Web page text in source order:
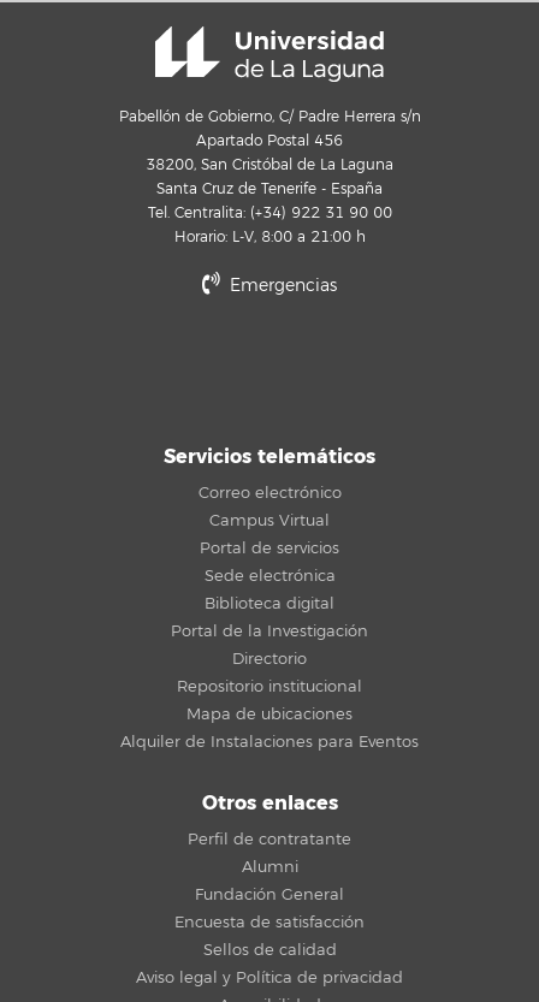
Pabellón de Gobierno, C/ Padre Herrera s/n
Apartado Postal 456
38200, San Cristóbal de La Laguna
Santa Cruz de Tenerife - España
Tel. Centralita: (+34) 922 31 90 00
Horario: L-V, 8:00 a 21:00 h
Emergencias
Servicios telemáticos
Correo electrónico
Campus Virtual
Portal de servicios
Sede electrónica
Biblioteca digital
Portal de la Investigación
Directorio
Repositorio institucional
Mapa de ubicaciones
Alquiler de Instalaciones para Eventos
Otros enlaces
Perfil de contratante
Alumni
Fundación General
Encuesta de satisfacción
Sellos de calidad
Aviso legal y Política de privacidad